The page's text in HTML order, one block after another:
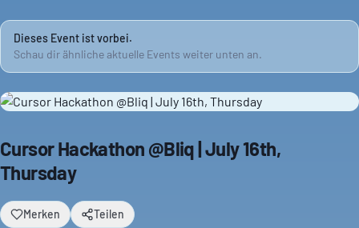
Dieses Event ist vorbei.
Schau dir ähnliche aktuelle Events weiter unten an.
Cursor Hackathon @Bliq | July 16th,
Thursday
Merken Teilen